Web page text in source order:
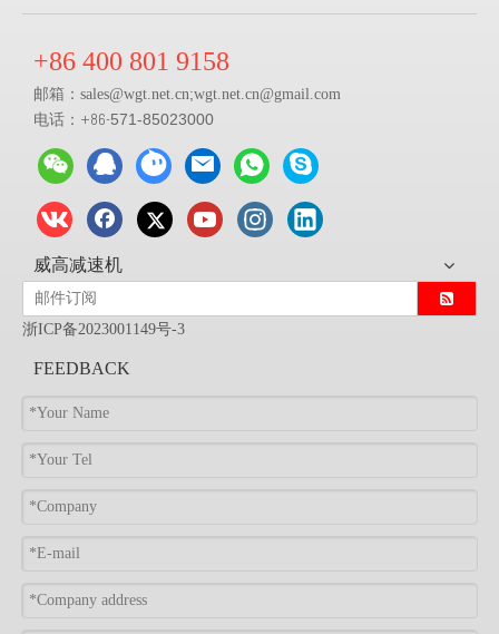
+86 400 801 9158
邮箱： sales@wgt.net.cn;wgt.net.cn@gmail.com
电话：+86-571-85023000
威高减速机
浙ICP备2023001149号-3
FEEDBACK